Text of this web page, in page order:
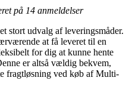
på 14 anmeldelser
stort udvalg af leveringsmåder.
at få leveret til en
for dig at kunne hente
er altså vældig bekvem,
fragtløsning ved køb af Multi-